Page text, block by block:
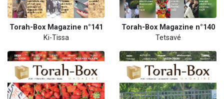
Torah-Box Magazine n°141
Ki-Tissa
Torah-Box Magazine n°140
Tetsavé